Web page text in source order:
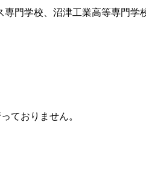
門学校、沼津工業高等専門学
ておりません。